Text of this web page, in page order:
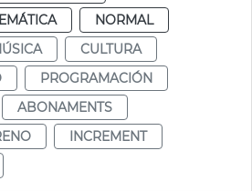
NORMAL
CULTURA
PROGRAMACIÓN
ABONAMENTS
INCREMENT